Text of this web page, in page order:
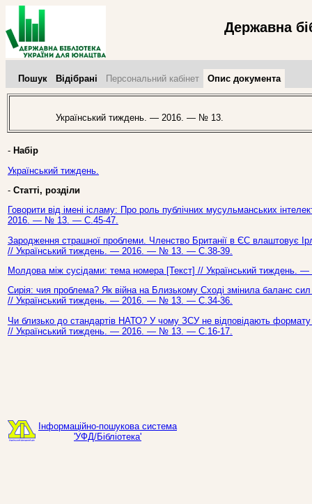
Державна
Пошук Відібрані Персональний кабінет Опис документа
Український тиждень. — 2016. — № 13.
- Набір
Український тиждень.
- Статті, розділи
Говорити від імені ісламу: Про роль публічних мусульманських
2016. — № 13. — С.45-47.
Зародження страшної проблеми. Членство Британії в ЄС влаштовує
// Український тиждень. — 2016. — № 13. — С.38-39.
Молдова між сусідами: тема номера [Текст] // Український
Сирія: чия проблема? Як війна на Близькому Сході змінила баланс
// Український тиждень. — 2016. — № 13. — С.34-36.
Чи близько до стандартів НАТО? У чому ЗСУ не відповідають
// Український тиждень. — 2016. — № 13. — С.16-17.
Інформаційно-пошукова система
'УФД/Бібліотека'